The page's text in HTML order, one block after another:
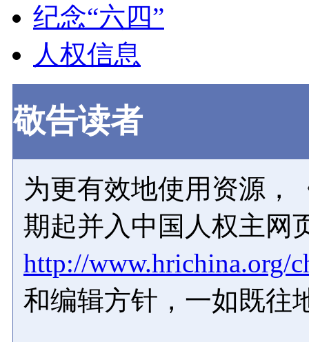
纪念“六四”
人权信息
敬告读者
为更有效地使用资源，
期起并入中国人权主网
http://www.hrichina.org/
和编辑方针，一如既往